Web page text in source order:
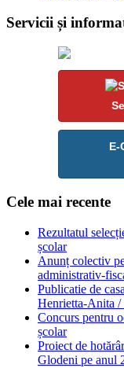
Servicii și
E-
Cele mai recente
Rezultatul
școlar
Anunț colectiv
administrativ-
Publicatie de
Henrietta-Anita /
Concurs pentru
școlar
Proiect de
Glodeni pe anul